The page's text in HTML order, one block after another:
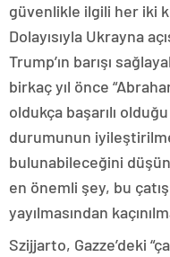
güvenlikle ilgili her iki
Dolayısıyla Ukrayna
Trump’ın barışı
birkaç yıl önce
oldukça başarılı
durumunun
bulunabileceğini
en önemli şey, bu
yayılmasından
Szijjarto, Gazze’deki